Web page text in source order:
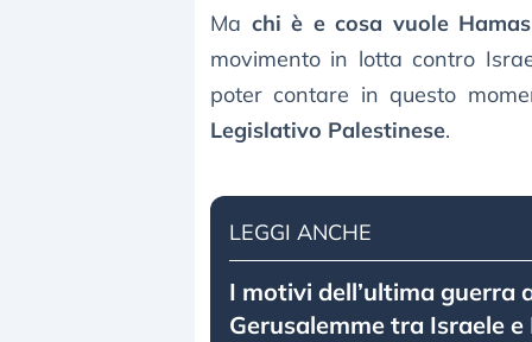
Ma chi è e cosa vuole Hamas
movimento in lotta contro
poter contare in questo
Legislativo Palestinese.
LEGGI ANCHE
I motivi dell’ultima guerra
Gerusalemme tra Israele